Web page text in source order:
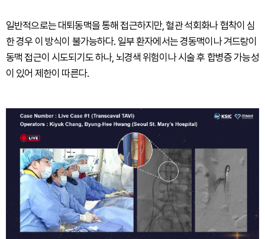
일반적으로는 대퇴동맥을 통해 접근하지만, 혈관 석회화나 협착이 심
한 경우 이 방식이 불가능하다. 일부 환자에서는 경동맥이나 겨드랑이
동맥 접근이 시도되기도 하나, 뇌경색 위험이나 시술 후 합병증 가능성
이 있어 제한이 따른다.